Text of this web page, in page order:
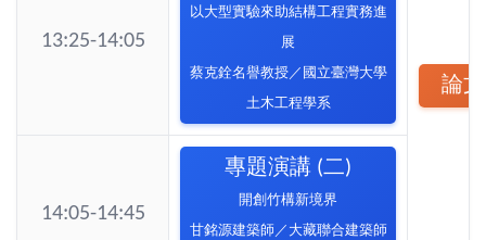
論
13:25-14:05
以大型實驗來助結構工程實務進
展
蔡克銓名譽教授／ 國立臺灣大學
土木工程學系
14:05-14:45
專題演講 (二)
開創竹構新境界
甘銘源建築師 ／大藏聯合建築師